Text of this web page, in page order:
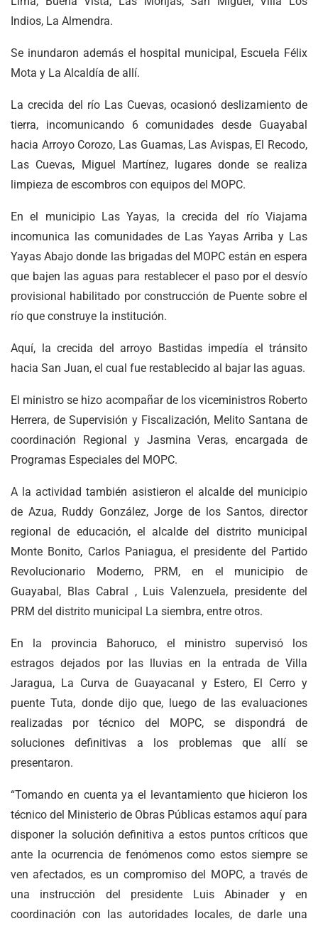
Indios, La Almendra.
Se inundaron además el hospital municipal, Escuela Félix
Mota y La Alcaldía de allí.
La crecida del río Las Cuevas, ocasionó deslizamiento de
tierra, incomunicando 6 comunidades desde Guayabal
hacia Arroyo Corozo, Las Guamas, Las Avispas, El Recodo,
Las Cuevas, Miguel Martínez, lugares donde se realiza
limpieza de escombros con equipos del MOPC.
En el municipio Las Yayas, la crecida del río Viajama
incomunica las comunidades de Las Yayas Arriba y Las
Yayas Abajo donde las brigadas del MOPC están en espera
que bajen las aguas para restablecer el paso por el desvío
provisional habilitado por construcción de Puente sobre el
río que construye la institución.
Aquí, la crecida del arroyo Bastidas impedía el tránsito
hacia San Juan, el cual fue restablecido al bajar las aguas.
El ministro se hizo acompañar de los viceministros Roberto
Herrera, de Supervisión y Fiscalización, Melito Santana de
coordinación Regional y Jasmina Veras, encargada de
Programas Especiales del MOPC.
A la actividad también asistieron el alcalde del municipio
de Azua, Ruddy González, Jorge de los Santos, director
regional de educación, el alcalde del distrito municipal
Monte Bonito, Carlos Paniagua, el presidente del Partido
Revolucionario Moderno, PRM, en el municipio de
Guayabal, Blas Cabral , Luis Valenzuela, presidente del
PRM del distrito municipal La siembra, entre otros.
En la provincia Bahoruco, el ministro supervisó los
estragos dejados por las lluvias en la entrada de Villa
Jaragua, La Curva de Guayacanal y Estero, El Cerro y
puente Tuta, donde dijo que, luego de las evaluaciones
realizadas por técnico del MOPC, se dispondrá de
soluciones definitivas a los problemas que allí se
presentaron.
“Tomando en cuenta ya el levantamiento que hicieron los
técnico del Ministerio de Obras Públicas estamos aquí para
disponer la solución definitiva a estos puntos críticos que
ante la ocurrencia de fenómenos como estos siempre se
ven afectados, es un compromiso del MOPC, a través de
una instrucción del presidente Luis Abinader y en
coordinación con las autoridades locales, de darle una